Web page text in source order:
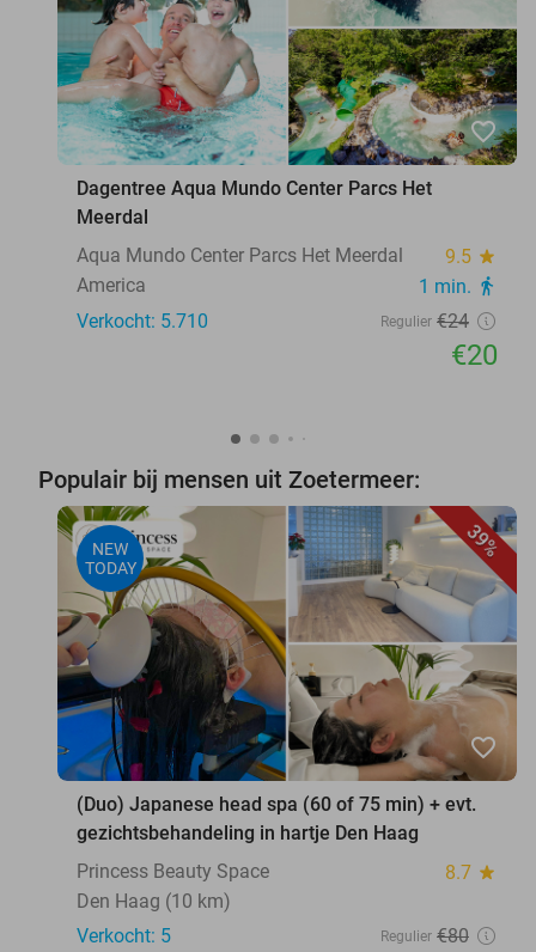
favorite_border
Dagentree Aqua Mundo Center Parcs Het
Meerdal
Aqua Mundo Center Parcs Het Meerdal
9.5 star
America 1 min. directions_walk
Verkocht: 5.710 Regulier €24
€20
Populair bij mensen uit Zoetermeer:
39%
NEW
TODAY
favorite_border
(Duo) Japanese head spa (60 of 75 min) + evt.
gezichtsbehandeling in hartje Den Haag
Princess Beauty Space
8.7 star
Den Haag (10 km)
Verkocht: 5
Regulier €80